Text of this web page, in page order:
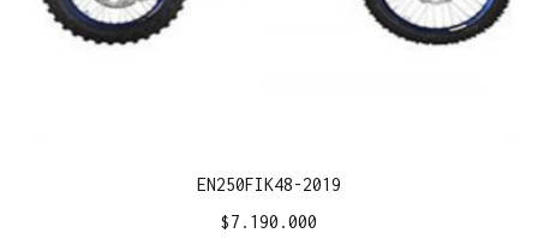
EN250FIK48-2019
$7.190.000